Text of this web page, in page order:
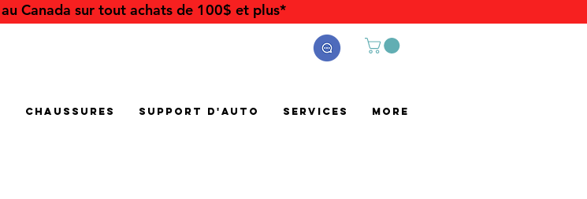
Canada sur tout achats de 100$ et plus*
Chaussures Support d'auto Services More